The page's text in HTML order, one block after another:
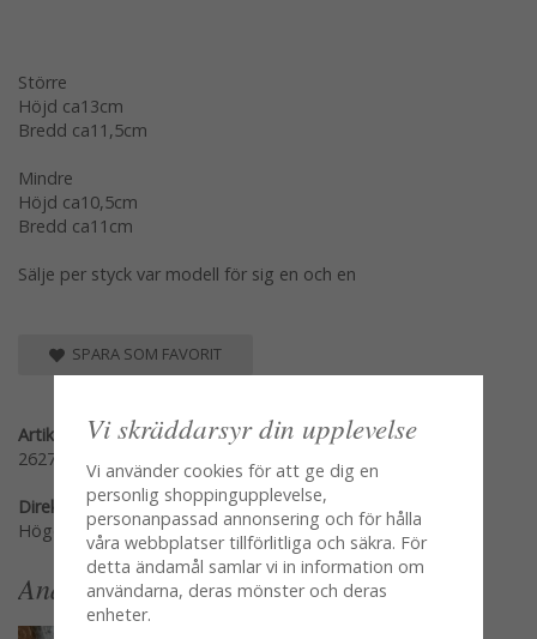
Större
Höjd ca13cm
Bredd ca11,5cm
Mindre
Höjd ca10,5cm
Bredd ca11cm
Sälje per styck var modell för sig en och en
SPARA SOM FAVORIT
Artikelnummer:
26279
Direktlänk:
Högerklicka och kopiera adressen
Andra köpte även
Vi skräddarsyr din upplevelse
Vi använder cookies för att ge dig en
personlig shoppingupplevelse,
personanpassad annonsering och för hålla
våra webbplatser tillförlitliga och säkra. För
detta ändamål samlar vi in information om
användarna, deras mönster och deras
enheter.